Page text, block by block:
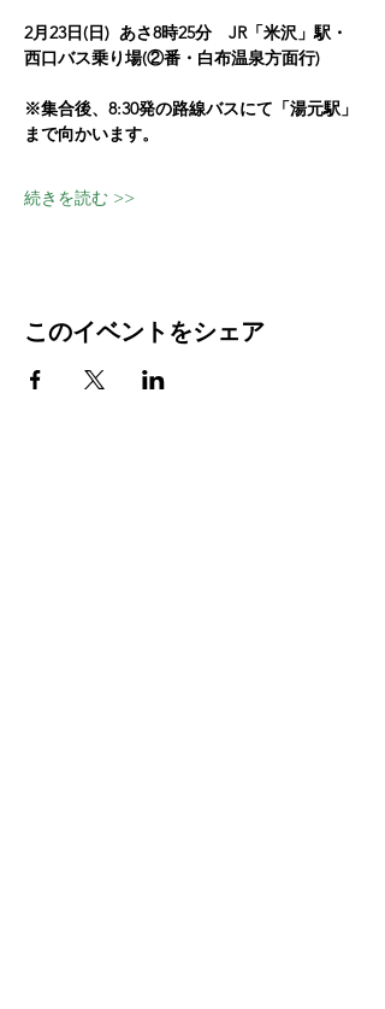
2月23日(日)  あさ8時25分　JR「米沢」駅・
西口バス乗り場(②番・白布温泉方面行)
※集合後、8:30発の路線バスにて「湯元駅」
まで向かいます。
続きを読む >>
このイベントをシェア